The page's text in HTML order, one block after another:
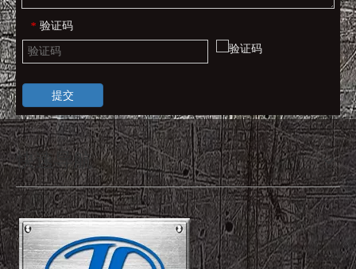
* 验证码
提交
快速导航